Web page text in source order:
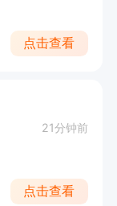
点击查看
21分钟前
点击查看